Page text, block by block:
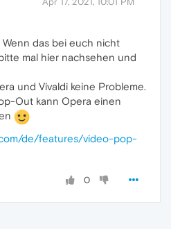
Wenn das bei euch nicht
mal hier nachsehen und
und Vivaldi keine Probleme.
Out kann Opera einen
de/features/video-pop-
0